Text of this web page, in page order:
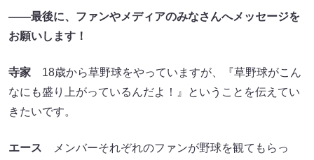
――最後に、ファンやメディアのみなさんへメッセージを
お願いします！
寺家 18歳から草野球をやっていますが、『草野球がこん
なにも盛り上がっているんだよ！』ということを伝えてい
きたいです。
エース メンバーそれぞれのファンが野球を観てもらっ